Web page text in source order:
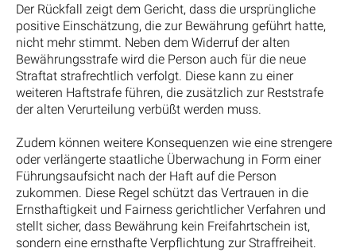
Der Rückfall zeigt dem Gericht, dass die ursprüngliche
positive Einschätzung, die zur Bewährung geführt hatte,
nicht mehr stimmt. Neben dem Widerruf der alten
Bewährungsstrafe wird die Person auch für die neue
Straftat strafrechtlich verfolgt. Diese kann zu einer
weiteren Haftstrafe führen, die zusätzlich zur Reststrafe
der alten Verurteilung verbüßt werden muss.
Zudem können weitere Konsequenzen wie eine strengere
oder verlängerte staatliche Überwachung in Form einer
Führungsaufsicht nach der Haft auf die Person
zukommen. Diese Regel schützt das Vertrauen in die
Ernsthaftigkeit und Fairness gerichtlicher Verfahren und
stellt sicher, dass Bewährung kein Freifahrtschein ist,
sondern eine ernsthafte Verpflichtung zur Straffreiheit.